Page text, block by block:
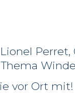
Perret,
vor Ort mit!